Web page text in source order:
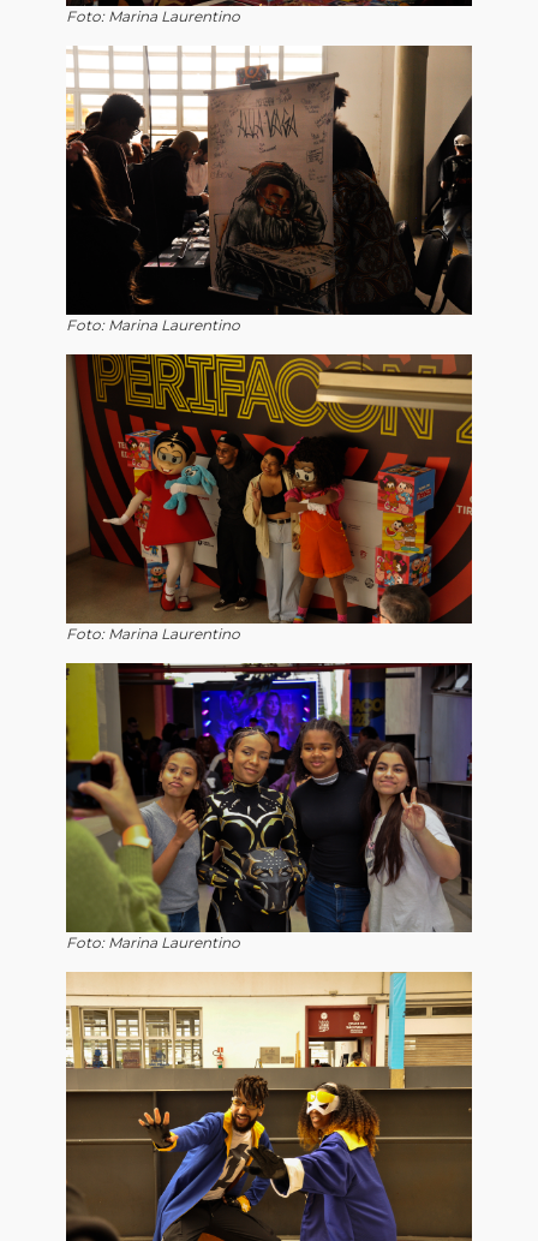
Foto: Marina Laurentino
Foto: Marina Laurentino
Foto: Marina Laurentino
Foto: Marina Laurentino